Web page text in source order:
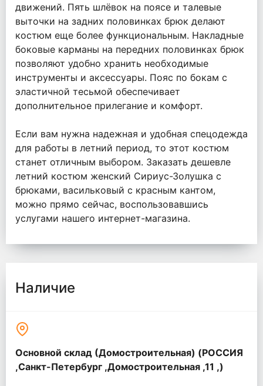
движений. Пять шлёвок на поясе и талевые
выточки на задних половинках брюк делают
костюм еще более функциональным. Накладные
боковые карманы на передних половинках брюк
позволяют удобно хранить необходимые
инструменты и аксессуары. Пояс по бокам с
эластичной тесьмой обеспечивает
дополнительное прилегание и комфорт.
Если вам нужна надежная и удобная спецодежда
для работы в летний период, то этот костюм
станет отличным выбором. Заказать дешевле
летний костюм женский Сириус-Золушка с
брюками, васильковый с красным кантом,
можно прямо сейчас, воспользовавшись
услугами нашего интернет-магазина.
Наличие
Основной склад (Домостроительная) (РОССИЯ
,Санкт-Петербург ,Домостроительная ,11 ,)